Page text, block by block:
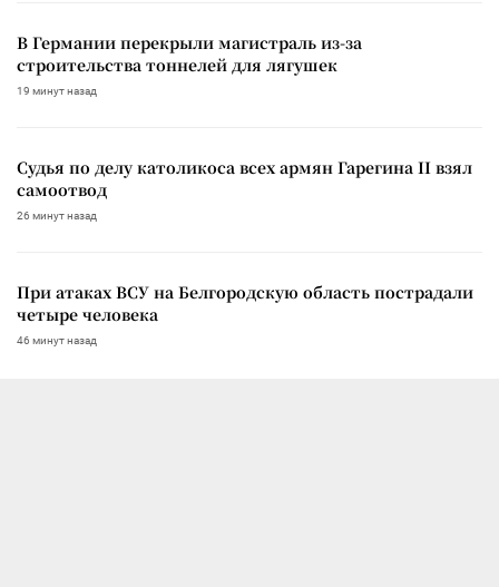
В Германии перекрыли магистраль из-за
строительства тоннелей для лягушек
19 минут назад
Судья по делу католикоса всех армян Гарегина II взял
самоотвод
26 минут назад
При атаках ВСУ на Белгородскую область пострадали
четыре человека
46 минут назад